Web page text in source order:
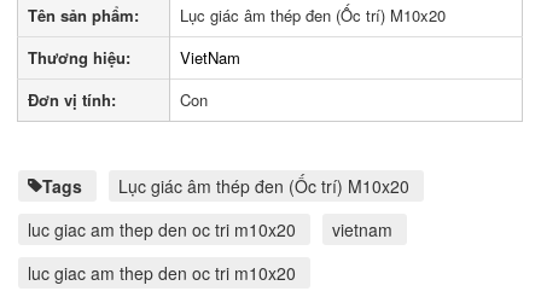
Tên sản phẩm:
Lục giác âm thép đen (Ốc trí) M10x20
Thương hiệu:
VietNam
Đơn vị tính:
Con
Tags
Lục giác âm thép đen (Ốc trí) M10x20
luc giac am thep den oc tri m10x20
vietnam
luc giac am thep den oc tri m10x20